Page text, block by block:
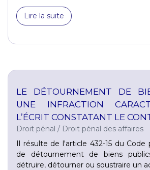
Lire la suite
LE DÉTOURNEMENT DE
UNE INFRACTION
L’ÉCRIT CONSTATANT LE
Droit pénal / Droit pénal des affaires
Il résulte de l'article 432-15 du
de détournement de biens
détruire, détourner ou soustraire un